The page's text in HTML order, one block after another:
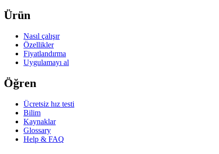
Ürün
Nasıl çalışır
Özellikler
Fiyatlandırma
Uygulamayı al
Öğren
Ücretsiz hız testi
Bilim
Kaynaklar
Glossary
Help & FAQ